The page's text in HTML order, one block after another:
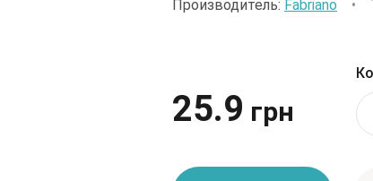
Производитель: Fabriano •
25.9 грн